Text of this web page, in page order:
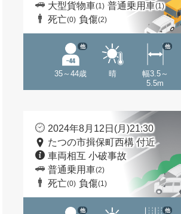
大型貨物車(1) 普通乗用車(1)
死亡(0) 負傷(2)
35～44歳
他
晴
幅3.5～
5.5m
他
2024年8月12日(月)21:30
たつの市揖保町西構 付近
車両相互 小破事故
普通乗用車(2)
死亡(0) 負傷(1)
他 他